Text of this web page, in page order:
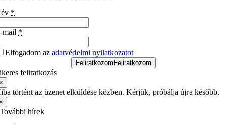
*
mail *
Elfogadom azadatvédelmi nyilatkozatot
Feliratkozom Feliratkozom
feliratkozás
történt az üzenet elküldése közben. Kérjük, próbálja újra később.
További hírek